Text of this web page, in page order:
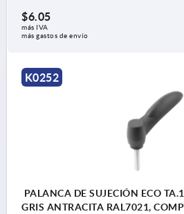
$6.05
más IVA
más gastos de envío
K0252
PALANCA DE SUJECIÓN ECO
GRIS ANTRACITA RAL7021,